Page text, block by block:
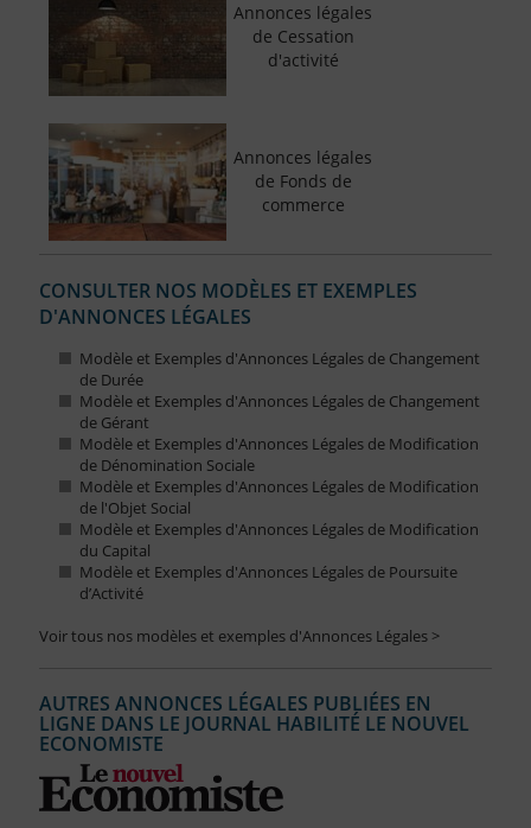
Annonces légales
de Cessation
d'activité
Annonces légales
de Fonds de
commerce
CONSULTER NOS MODÈLES ET EXEMPLES
D'ANNONCES LÉGALES
Modèle et Exemples d'Annonces Légales de Changement
de Durée
Modèle et Exemples d'Annonces Légales de Changement
de Gérant
Modèle et Exemples d'Annonces Légales de Modification
de Dénomination Sociale
Modèle et Exemples d'Annonces Légales de Modification
de l'Objet Social
Modèle et Exemples d'Annonces Légales de Modification
du Capital
Modèle et Exemples d'Annonces Légales de Poursuite
d’Activité
Voir tous nos modèles et exemples d'Annonces Légales >
AUTRES ANNONCES LÉGALES PUBLIÉES EN
LIGNE DANS LE JOURNAL HABILITÉ LE NOUVEL
ECONOMISTE